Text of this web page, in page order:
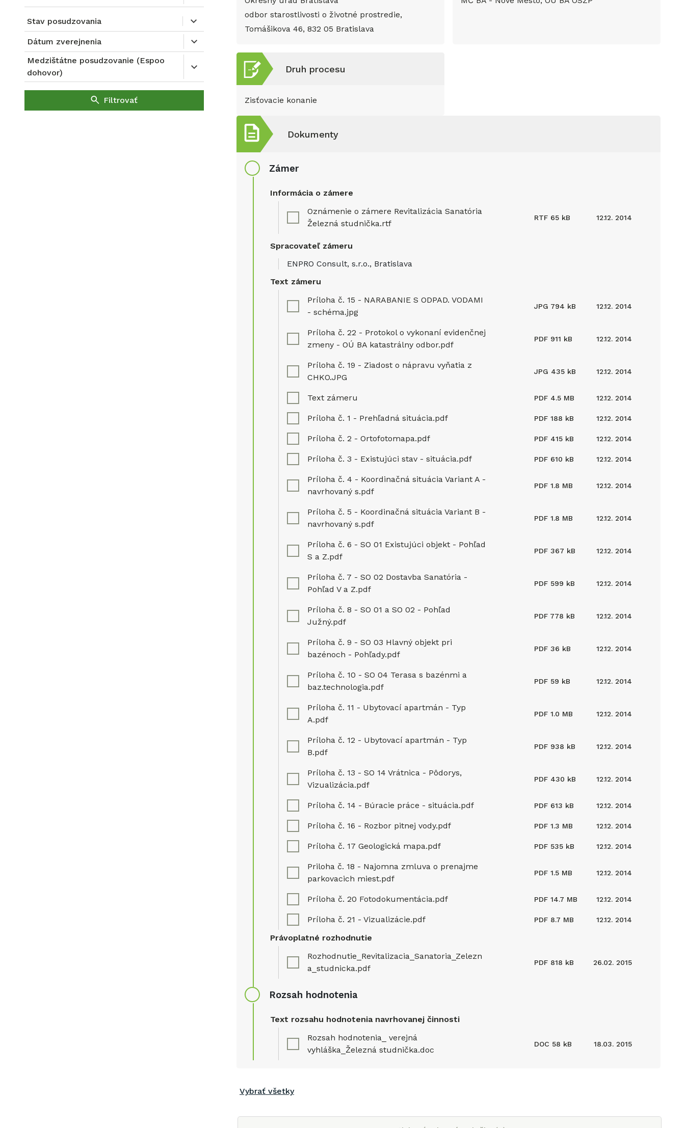
Stav posudzovania
Dátum zverejnenia
Medzištátne posudzovanie (Espoo
dohovor)
Filtrovať
odbor starostlivosti o životné prostredie,
Tomášikova 46, 832 05 Bratislava
Druh procesu
Zisťovacie konanie
Dokumenty
Zámer
Informácia o zámere
Oznámenie o zámere Revitalizácia Sanatória
Železná studnička.rtf
RTF 65 kB 12.12. 2014
Spracovateľ zámeru
ENPRO Consult, s.r.o., Bratislava
Text zámeru
Príloha č. 15 - NARABANIE S ODPAD. VODAMI
- schéma.jpg
JPG 794 kB 12.12. 2014
Príloha č. 22 - Protokol o vykonaní evidenčnej
zmeny - OÚ BA katastrálny odbor.pdf
PDF 911 kB 12.12. 2014
Príloha č. 19 - Ziadost o nápravu vyňatia z
CHKO.JPG
JPG 435 kB 12.12. 2014
Text zámeru PDF 4.5 MB 12.12. 2014
Príloha č. 1 - Prehľadná situácia.pdf PDF 188 kB 12.12. 2014
Príloha č. 2 - Ortofotomapa.pdf PDF 415 kB 12.12. 2014
Príloha č. 3 - Existujúci stav - situácia.pdf PDF 610 kB 12.12. 2014
Príloha č. 4 - Koordinačná situácia Variant A -
navrhovaný s.pdf
PDF 1.8 MB 12.12. 2014
Príloha č. 5 - Koordinačná situácia Variant B -
navrhovaný s.pdf
PDF 1.8 MB 12.12. 2014
Príloha č. 6 - SO 01 Existujúci objekt - Pohľad
S a Z.pdf
PDF 367 kB 12.12. 2014
Príloha č. 7 - SO 02 Dostavba Sanatória -
Pohľad V a Z.pdf
PDF 599 kB 12.12. 2014
Príloha č. 8 - SO 01 a SO 02 - Pohľad
Južný.pdf
PDF 778 kB 12.12. 2014
Príloha č. 9 - SO 03 Hlavný objekt pri
bazénoch - Pohľady.pdf
PDF 36 kB 12.12. 2014
Príloha č. 10 - SO 04 Terasa s bazénmi a
baz.technologia.pdf
PDF 59 kB 12.12. 2014
Príloha č. 11 - Ubytovací apartmán - Typ
A.pdf
PDF 1.0 MB 12.12. 2014
Príloha č. 12 - Ubytovací apartmán - Typ
B.pdf
PDF 938 kB 12.12. 2014
Príloha č. 13 - SO 14 Vrátnica - Pôdorys,
Vizualizácia.pdf
PDF 430 kB 12.12. 2014
Príloha č. 14 - Búracie práce - situácia.pdf PDF 613 kB 12.12. 2014
Príloha č. 16 - Rozbor pitnej vody.pdf PDF 1.3 MB 12.12. 2014
Príloha č. 17 Geologická mapa.pdf PDF 535 kB 12.12. 2014
Priloha č. 18 - Najomna zmluva o prenajme
parkovacich miest.pdf
PDF 1.5 MB 12.12. 2014
Príloha č. 20 Fotodokumentácia.pdf PDF 14.7 MB 12.12. 2014
Príloha č. 21 - Vizualizácie.pdf PDF 8.7 MB 12.12. 2014
Právoplatné rozhodnutie
Rozhodnutie_Revitalizacia_Sanatoria_Zelezn
a_studnicka.pdf
PDF 818 kB 26.02. 2015
Rozsah hodnotenia
Text rozsahu hodnotenia navrhovanej činnosti
Rozsah hodnotenia_ verejná
vyhláška_Železná studnička.doc
DOC 58 kB 18.03. 2015
Vybrať všetky